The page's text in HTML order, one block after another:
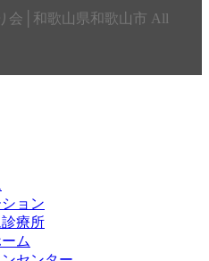
会│和歌山県和歌山市 All
ョン
療所
ム